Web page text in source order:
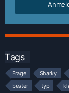
Tags
Frage Sharky
bester
typ